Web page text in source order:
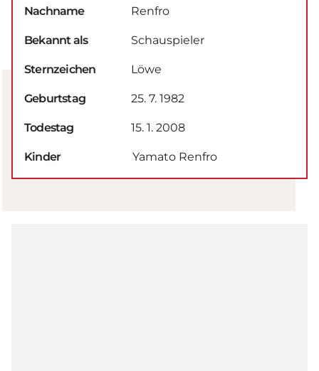
Nachname Renfro
Bekannt als Schauspieler
Sternzeichen Löwe
Geburtstag 25. 7. 1982
Todestag 15. 1. 2008
Kinder Yamato Renfro